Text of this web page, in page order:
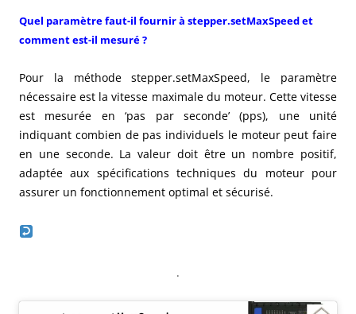
Quel paramètre faut-il fournir à stepper.setMaxSpeed et
comment est-il mesuré ?
Pour la méthode stepper.setMaxSpeed, le paramètre
nécessaire est la vitesse maximale du moteur. Cette vitesse
est mesurée en ‘pas par seconde’ (pps), une unité
indiquant combien de pas individuels le moteur peut faire
en une seconde. La valeur doit être un nombre positif,
adaptée aux spécifications techniques du moteur pour
assurer un fonctionnement optimal et sécurisé.
.